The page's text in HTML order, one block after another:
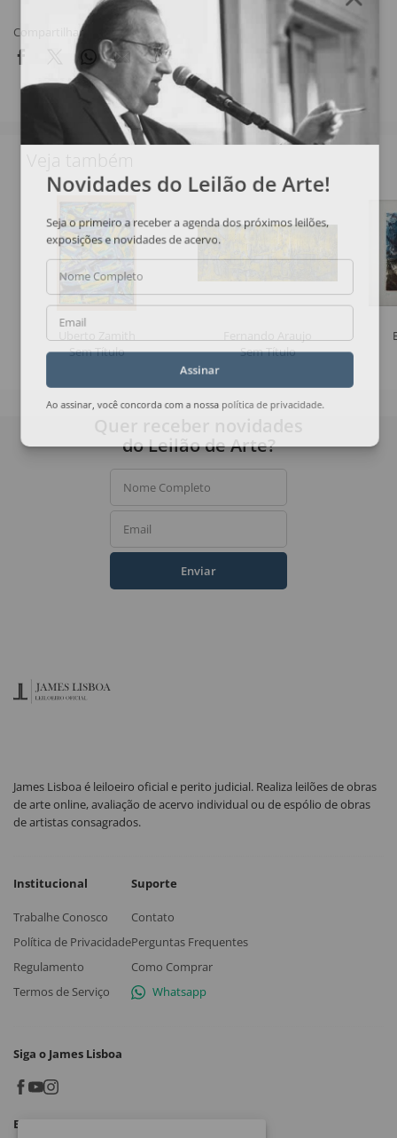
Compartilhar
Veja também
Sem Título
Sem Título
Novidades do Leilão de Arte!
Seja o primeiro a receber a agenda dos próximos leilões,
exposições e novidades de acervo.
Nome Completo
Email
Assinar
Ao assinar, você concorda com a nossa política de privacidade
do Leilão de Arte?
Nome Completo
Email
Enviar
James Lisboa é leiloeiro oficial e perito judicial. Realiza leilões de obras
de arte online, avaliação de acervo individual ou de espólio de obras
de artistas consagrados.
Institucional
Trabalhe Conosco
Política de Privacidade
Regulamento
Termos de Serviço
Suporte
Contato
Perguntas Frequentes
Como Comprar
Whatsapp
Siga o James Lisboa
Baixe o App